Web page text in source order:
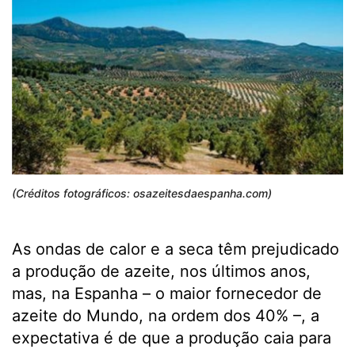
(Créditos fotográficos: osazeitesdaespanha.com)
As ondas de calor e a seca têm prejudicado
a produção de azeite, nos últimos anos,
mas, na Espanha – o maior fornecedor de
azeite do Mundo, na ordem dos 40% –, a
expectativa é de que a produção caia para